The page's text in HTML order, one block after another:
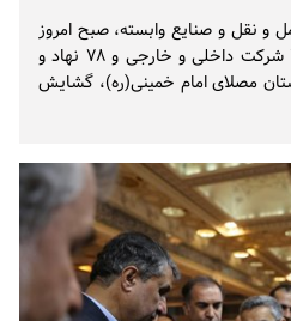
و نقل و صنایع وابسته، صبح امروز
یکشنبه ۲۵ آذر، با حضور ۲۶۳ شرکت داخلی و خارجی و ۷۸ نهاد و
مصلای امام خمینی(ره)، گشایش